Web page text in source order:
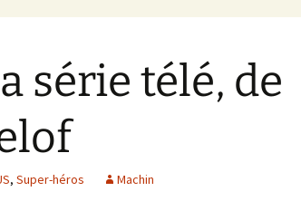
série télé, de
, Super-héros Machin